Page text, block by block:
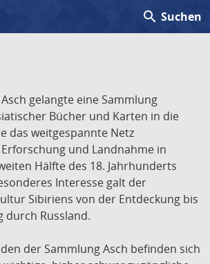
search Suchen
gelangte eine Sammlung
Bücher und Karten in die
das weitgespannte Netz
und Landnahme in
Hälfte des 18. Jahrhunderts
Interesse galt der
Sibiriens von der Entdeckung bis
durch Russland.
der Sammlung Asch befinden sich